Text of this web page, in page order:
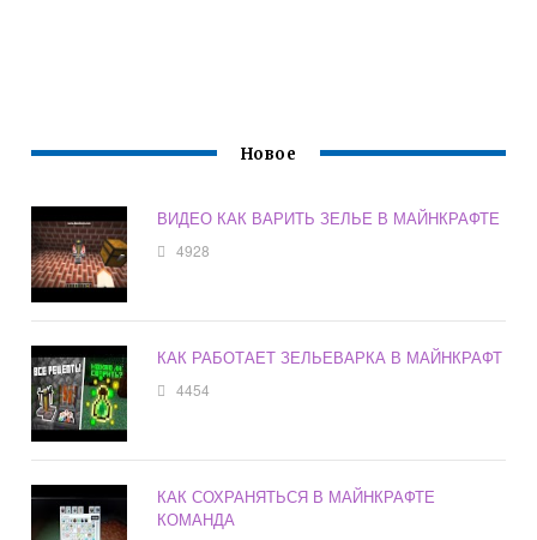
Новое
ВИДЕО КАК ВАРИТЬ ЗЕЛЬЕ В МАЙНКРАФТЕ
4928
КАК РАБОТАЕТ ЗЕЛЬЕВАРКА В МАЙНКРАФТ
4454
КАК СОХРАНЯТЬСЯ В МАЙНКРАФТЕ
КОМАНДА